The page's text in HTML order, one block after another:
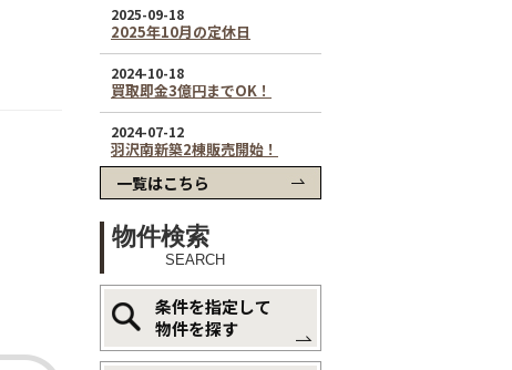
一覧はこちら
物件検索
SEARCH
条件を指定して
物件を探す